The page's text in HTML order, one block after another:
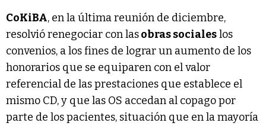
CoKiBA, en la última reunión de diciembre,
resolvió renegociar con lasobras socialeslos
convenios, a los fines de lograr un aumento de los
honorarios que se equiparen con el valor
referencial de las prestaciones que establece el
mismo CD, y que las OS accedan al copago por
parte de los pacientes, situación que en la mayoría